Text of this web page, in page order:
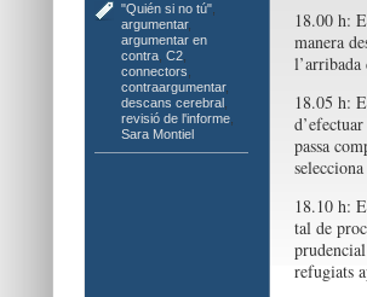
"Quién si no tú",
argumentar,
argumentar en
contra, C2,
connectors
contraargumentar,
descans cerebral,
revisió de l'informe,
Sara Montiel
18.00 h:
manera
l’arribada
18.05 h:
passa
18.10 h:
tal de
refugiats